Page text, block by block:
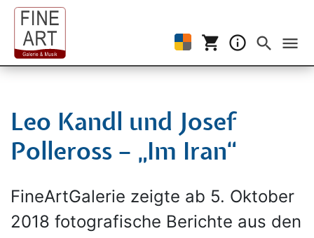
search
shopping_cart info_outline
Events filtern menu
Leo Kandl und Josef
Polleross – „Im Iran“
FineArtGalerie zeigte ab 5. Oktober
2018 fotografische Berichte aus den